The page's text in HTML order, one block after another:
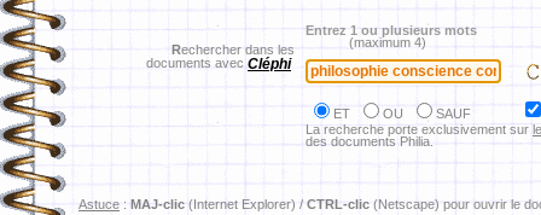
Rechercher dans les
documents avec Cléphi
Entrez 1 ou plusieurs mots
(maximum 4)
ET OU
SAUF
La recherche porte exclusivement sur
des documents Philia.
Astuce : MAJ-clic (Internet Explorer) / CTRL-clic (Netscape) pour ouvrir le